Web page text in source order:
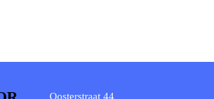
Oosterstraat 44